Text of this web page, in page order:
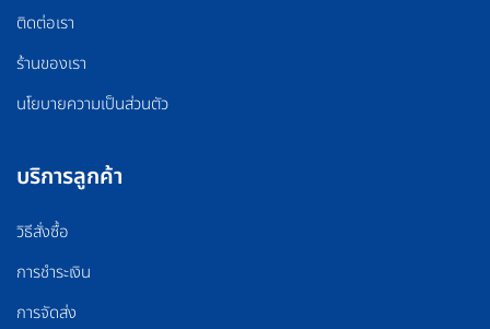
ติดต่อเรา
ร้านของเรา
นโยบายความเป็นส่วนตัว
บริการลูกค้า
วิธีสั่งซื้อ
การชำระเงิน
การจัดส่ง